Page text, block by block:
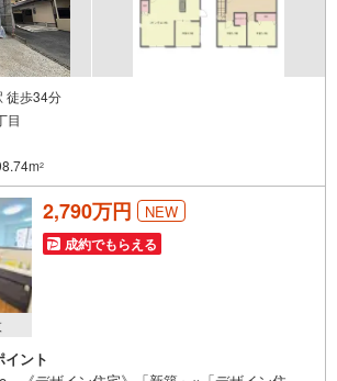
徒歩34分
目
2
2,790万円 NEW
成約でもらえる
イント